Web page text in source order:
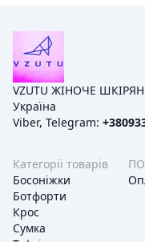
VZUTU ЖІНОЧЕ
Україна
Viber, Telegram:
Категорії товарів
Босоніжки
Ботфорти
Крос
Сумка